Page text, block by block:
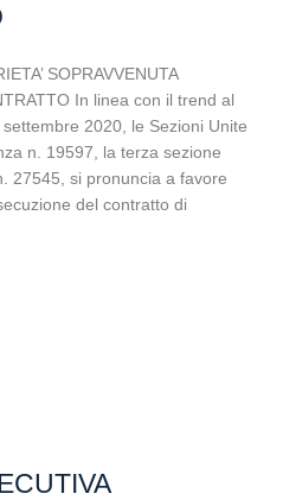
SOPRAVVENUTA
In linea con il trend al
2020, le Sezioni Unite
n. 19597, la terza sezione
27545, si pronuncia a favore
del contratto di